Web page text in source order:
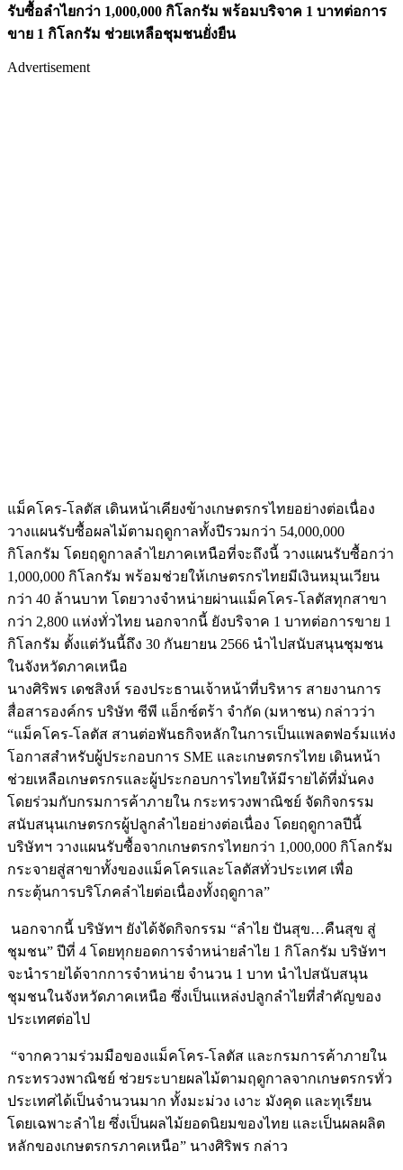
รับซื้อลำไยกว่า 1,000,000 กิโลกรัม พร้อมบริจาค 1 บาทต่อการ
ขาย 1 กิโลกรัม ช่วยเหลือชุมชนยั่งยืน
Advertisement
แม็คโคร-โลตัส เดินหน้าเคียงข้างเกษตรกรไทยอย่างต่อเนื่อง
วางแผนรับซื้อผลไม้ตามฤดูกาลทั้งปีรวมกว่า 54,000,000
กิโลกรัม โดยฤดูกาลลำไยภาคเหนือที่จะถึงนี้ วางแผนรับซื้อกว่า
1,000,000 กิโลกรัม พร้อมช่วยให้เกษตรกรไทยมีเงินหมุนเวียน
กว่า 40 ล้านบาท โดยวางจำหน่ายผ่านแม็คโคร-โลตัสทุกสาขา
กว่า 2,800 แห่งทั่วไทย นอกจากนี้ ยังบริจาค 1 บาทต่อการขาย 1
กิโลกรัม ตั้งแต่วันนี้ถึง 30 กันยายน 2566 นำไปสนับสนุนชุมชน
ในจังหวัดภาคเหนือ
นางศิริพร เดชสิงห์ รองประธานเจ้าหน้าที่บริหาร สายงานการ
สื่อสารองค์กร บริษัท ซีพี แอ็กซ์ตร้า จำกัด (มหาชน) กล่าวว่า
“แม็คโคร-โลตัส สานต่อพันธกิจหลักในการเป็นแพลตฟอร์มแห่ง
โอกาสสำหรับผู้ประกอบการ SME และเกษตรกรไทย เดินหน้า
ช่วยเหลือเกษตรกรและผู้ประกอบการไทยให้มีรายได้ที่มั่นคง
โดยร่วมกับกรมการค้าภายใน กระทรวงพาณิชย์ จัดกิจกรรม
สนับสนุนเกษตรกรผู้ปลูกลำไยอย่างต่อเนื่อง โดยฤดูกาลปีนี้
บริษัทฯ วางแผนรับซื้อจากเกษตรกรไทยกว่า 1,000,000 กิโลกรัม
กระจายสู่สาขาทั้งของแม็คโครและโลตัสทั่วประเทศ เพื่อ
กระตุ้นการบริโภคลำไยต่อเนื่องทั้งฤดูกาล”
นอกจากนี้ บริษัทฯ ยังได้จัดกิจกรรม “ลำไย ปันสุข…คืนสุข สู่
ชุมชน” ปีที่ 4 โดยทุกยอดการจำหน่ายลำไย 1 กิโลกรัม บริษัทฯ
จะนำรายได้จากการจำหน่าย จำนวน 1 บาท นำไปสนับสนุน
ชุมชนในจังหวัดภาคเหนือ ซึ่งเป็นแหล่งปลูกลำไยที่สำคัญของ
ประเทศต่อไป
“จากความร่วมมือของแม็คโคร-โลตัส และกรมการค้าภายใน
กระทรวงพาณิชย์ ช่วยระบายผลไม้ตามฤดูกาลจากเกษตรกรทั่ว
ประเทศได้เป็นจำนวนมาก ทั้งมะม่วง เงาะ มังคุด และทุเรียน
โดยเฉพาะลำไย ซึ่งเป็นผลไม้ยอดนิยมของไทย และเป็นผลผลิต
หลักของเกษตรกรภาคเหนือ” นางศิริพร กล่าว